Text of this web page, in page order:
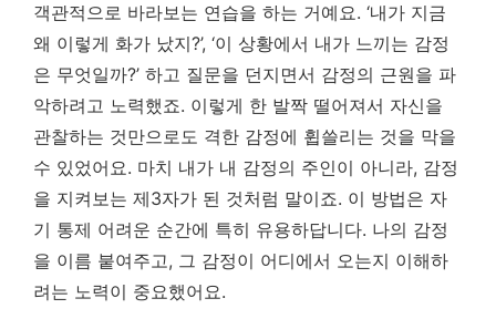
객관적으로 바라보는 연습을 하는 거예요. ‘내가 지금
왜 이렇게 화가 났지?’, ‘이 상황에서 내가 느끼는 감정
은 무엇일까?’ 하고 질문을 던지면서 감정의 근원을 파
악하려고 노력했죠. 이렇게 한 발짝 떨어져서 자신을
관찰하는 것만으로도 격한 감정에 휩쓸리는 것을 막을
수 있었어요. 마치 내가 내 감정의 주인이 아니라, 감정
을 지켜보는 제3자가 된 것처럼 말이죠. 이 방법은 자
기 통제 어려운 순간에 특히 유용하답니다. 나의 감정
을 이름 붙여주고, 그 감정이 어디에서 오는지 이해하
려는 노력이 중요했어요.